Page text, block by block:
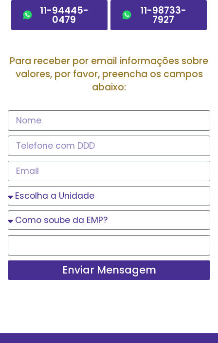
11-94445-
0479
11-98733-
7927
Para receber por email informações sobre
valores, por favor, preencha os campos
abaixo:
Enviar Mensagem